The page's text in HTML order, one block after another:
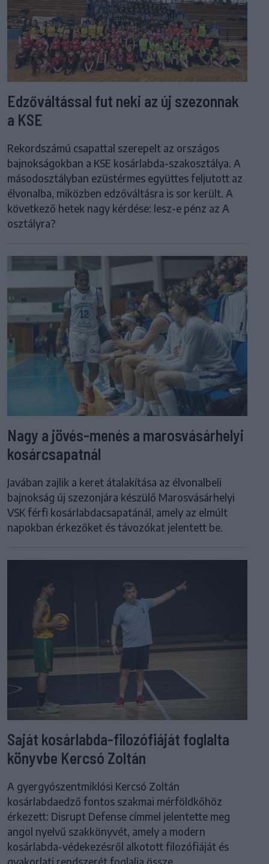
Edzőváltással fut neki az új szezonnak
a KSE
Rekordszámú csapattal szerepelt az országos
bajnokságokban a KSE kosárlabda-szakosztálya. A
másodosztályban ezüstérmes együttes feljutott az
élvonalba, miközben edzőváltásra is sor került. A
következő hetek nagy kérdése: lesz-e pénz az A
osztályra?
Nagy a jövés-menés a marosvásárhelyi
kosárcsapatnál
Javában zajlik a keret átalakítása az élvonalbeli
bajnokság új szezonjára készülő Marosvásárhelyi
VSK férfi kosárlabdacsapatánál, amely az elmúlt
napokban érkezőket és távozókat jelentett be.
Saját kosárlabda-filozófiáját foglalta
könyvbe Kercsó Zoltán
A gyergyószentmiklósi Kercsó Zoltán
kosárlabdaedző fontos szakmai mérföldkőhöz
érkezett: Disrupt Defense címmel jelentette meg
angol nyelvű szakkönyvét, amely a modern
kosárlabda-védekezésről alkotott filozófiáját és